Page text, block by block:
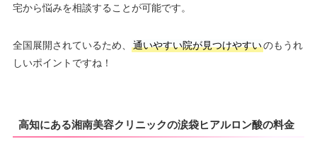
宅から悩みを相談することが可能です。
全国展開されているため、 通いやすい院が見つけやすいのもうれ
しいポイントですね！
高知にある湘南美容クリニックの涙袋ヒアルロン酸の料金